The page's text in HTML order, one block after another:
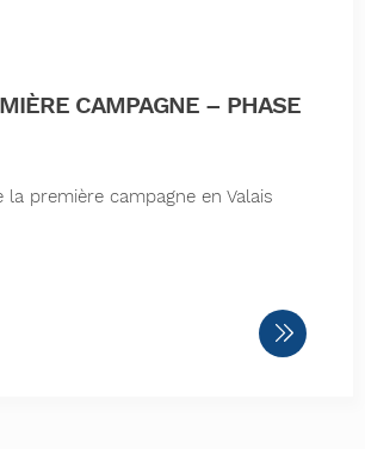
CAMPAGNE – PHASE
la première campagne en Valais